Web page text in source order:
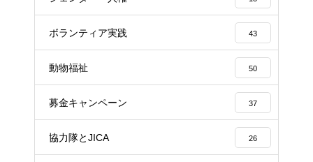
ボランティア実践 43
動物福祉 50
募金キャンペーン 37
協力隊とJICA 26